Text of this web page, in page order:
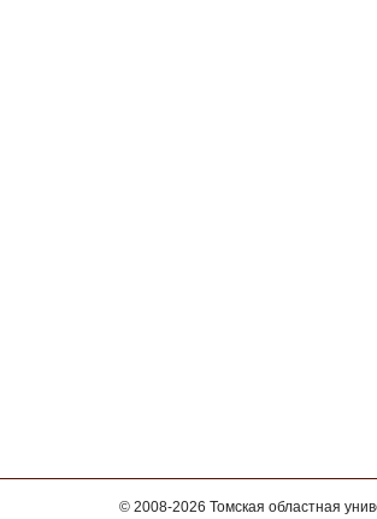
© 2008-2026 Томская областная